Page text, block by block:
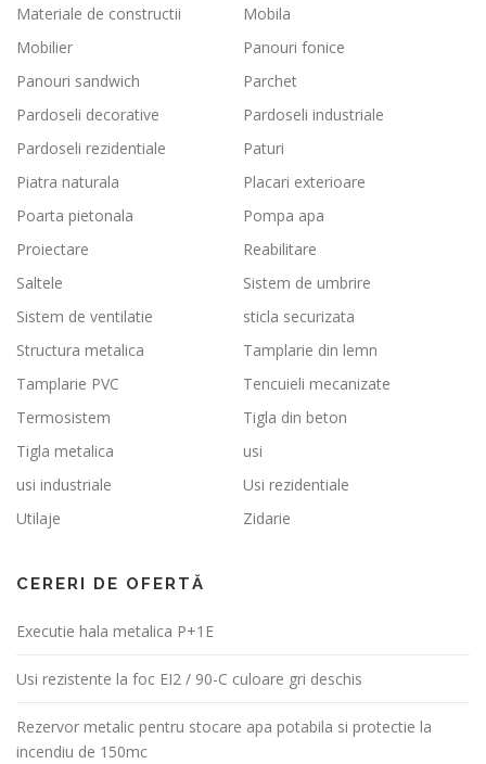
Materiale de constructii
Mobila
Mobilier
Panouri fonice
Panouri sandwich
Parchet
Pardoseli decorative
Pardoseli industriale
Pardoseli rezidentiale
Paturi
Piatra naturala
Placari exterioare
Poarta pietonala
Pompa apa
Proiectare
Reabilitare
Saltele
Sistem de umbrire
Sistem de ventilatie
sticla securizata
Structura metalica
Tamplarie din lemn
Tamplarie PVC
Tencuieli mecanizate
Termosistem
Tigla din beton
Tigla metalica
usi
usi industriale
Usi rezidentiale
Utilaje
Zidarie
CERERI DE OFERTĂ
Executie hala metalica P+1E
Usi rezistente la foc EI2 / 90-C culoare gri deschis
Rezervor metalic pentru stocare apa potabila si protectie la
incendiu de 150mc